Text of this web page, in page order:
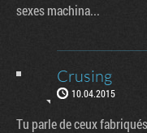
sexes machina...
Crusing
10.04.2015
Tu parle de ceux